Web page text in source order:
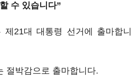
수 있습니다”
21대 대통령 선거에 출마합니
절박감으로 출마합니다.